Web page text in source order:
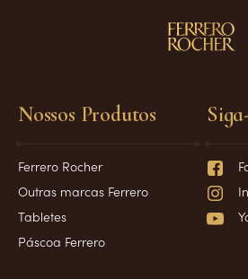
Nossos Produtos
Ferrero Rocher
Outras marcas Ferrero
Tabletes
Páscoa Ferrero